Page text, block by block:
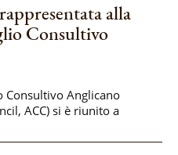
alla
Consultivo
Consultivo Anglicano
ACC) si è riunito a